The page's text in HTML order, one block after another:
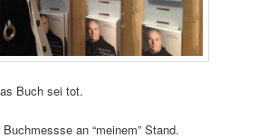
Buch sei tot.
an “meinem” Stand.